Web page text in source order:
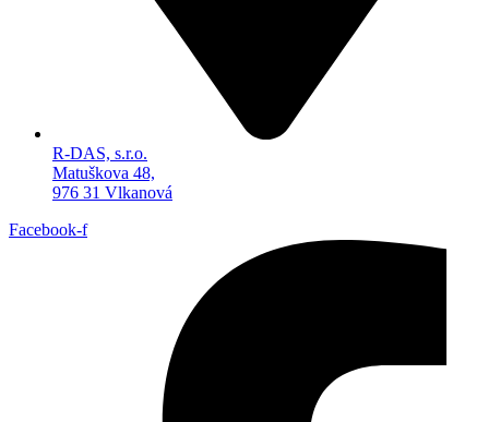
R-DAS, s.r.o.
Matuškova 48,
976 31 Vlkanová
Facebook-f